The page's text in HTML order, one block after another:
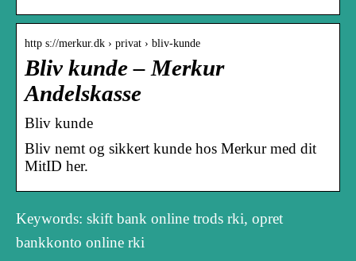
http s://merkur.dk › privat › bliv-kunde
Bliv kunde – Merkur
Andelskasse
Bliv kunde
Bliv nemt og sikkert kunde hos Merkur med dit
MitID her.
Keywords: skift bank online trods rki, opret
bankkonto online rki